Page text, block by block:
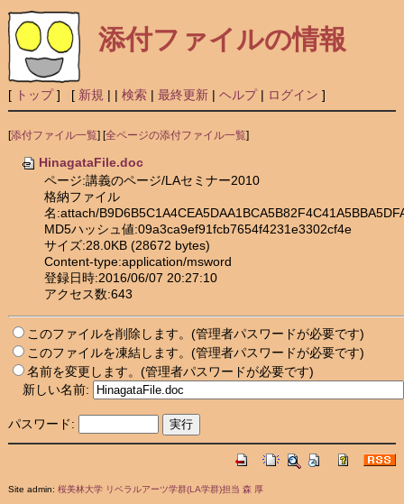
添付ファイルの情報
[ トップ] [ 新規 | | 検索| 最終更新| ヘルプ| ログイン ]
[添付ファイル一覧] [全ページの添付ファイル一覧]
HinagataFile.doc
ページ:講義のページ/LAセミナー2010
格納ファイル
名:attach/
MD5ハッシュ値:09a3ca9ef91fcb7654f4231e3302cf4e
サイズ:28.0KB (28672 bytes)
Content-type:application/msword
登録日時:2016/06/07 20:27:10
アクセス数:643
このファイルを削除します。(管理者パスワードが必要です)
このファイルを凍結します。(管理者パスワードが必要です)
名前を変更します。(管理者パスワードが必要です)
新しい名前:
パスワード:
Site admin: 桜美林大学 リベラルアーツ学群(LA学群)担当 森 厚